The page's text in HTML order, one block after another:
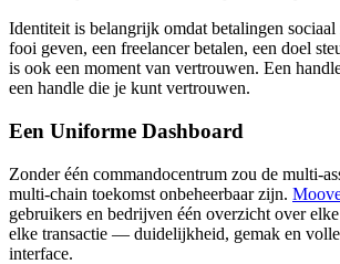
Identiteit is belangrijk omdat betalingen
fooi geven, een freelancer betalen, een doel
is ook een moment van vertrouwen. Een
een handle die je kunt vertrouwen.
Een Uniforme Dashboard
Zonder één commandocentrum zou de multi-
multi-chain toekomst onbeheerbaar zijn.
gebruikers en bedrijven één overzicht over
elke transactie — duidelijkheid, gemak en
interface.